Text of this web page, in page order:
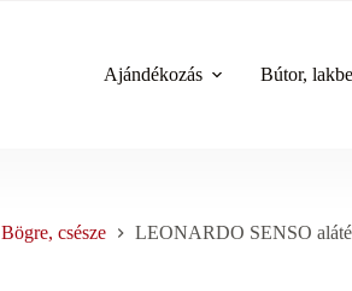
Ajándékozás
Bútor,
Bögre, csésze LEONARDO SENSO alátét